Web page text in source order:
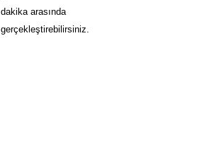
dakika arasında
gerçekleştirebilirsiniz.